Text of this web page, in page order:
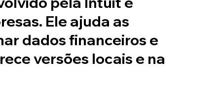
Ele ajuda as
dados financeiros e
versões locais e na